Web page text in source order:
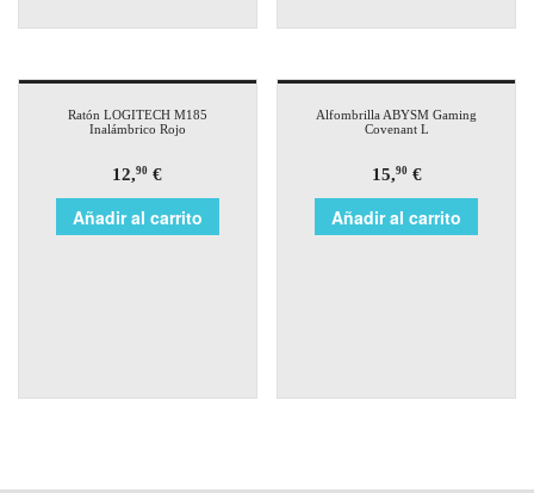
Ratón LOGITECH M185
Inalámbrico Rojo
12,90 €
Añadir al carrito
Alfombrilla ABYSM Gaming
Covenant L
15,90€
Añadir al carrito